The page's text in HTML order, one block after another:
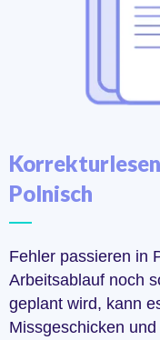
Polnisch
Fehler passieren in
Arbeitsablauf noch
geplant wird, kann
Missgeschicken